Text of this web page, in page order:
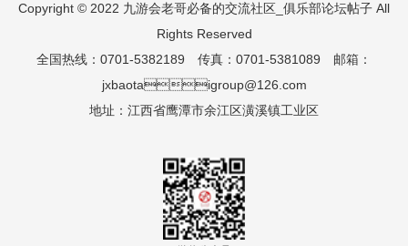
Copyright © 2022 九游会老哥必备的交流社区_俱乐部论坛帖子 All
Rights Reserved
全国热线：0701-5382189 传真：0701-5381089 邮箱：
jxbaotaigroup@126.com
地址：江西省鹰潭市余江区潢溪镇工业区